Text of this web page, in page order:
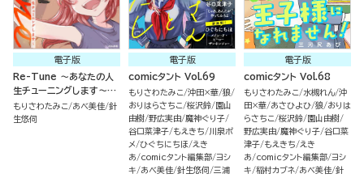
電子版
Re-Tune ～あなたの人
生チューニングします～
（3）
もりさわたみこ あべ美佳 針
生悠伺
電子版
comicタント Vol.69
もりさわたみこ 沖田×華 狼
おりはらさちこ 桜沢鈴 園山
由樹 野広実由 魔神ぐり子
谷口菜津子 もえきち
川泉ポ
メ ひぐちにちほ
えき
あ
comicタント編集部 ヨシ
キ
あべ美佳 針生悠伺 三浦
電子版
comicタント Vol.68
もりさわたみこ 水槻れん 沖
田×華 あさひよひ 狼 おりは
らさちこ 桜沢鈴 園山由樹
野広実由 魔神ぐり子 谷口菜
津子 もえきち
えき
あ
comicタント編集部 ヨシ
キ 稲村カブネ あべ美佳 針